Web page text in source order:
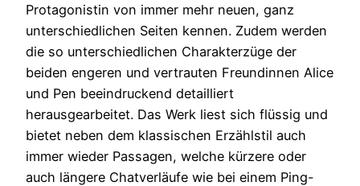
Protagonistin von immer mehr neuen, ganz
unterschiedlichen Seiten kennen. Zudem werden
die so unterschiedlichen Charakterzüge der
beiden engeren und vertrauten Freundinnen Alice
und Pen beeindruckend detailliert
herausgearbeitet. Das Werk liest sich flüssig und
bietet neben dem klassischen Erzählstil auch
immer wieder Passagen, welche kürzere oder
auch längere Chatverläufe wie bei einem Ping-